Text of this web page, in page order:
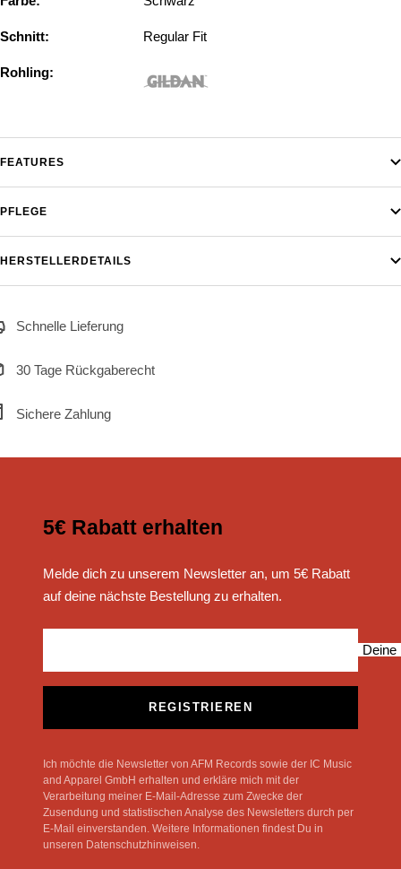
Schnitt: Regular Fit
Rohling:
FEATURES
PFLEGE
HERSTELLERDETAILS
Schnelle Lieferung
30 Tage Rückgaberecht
Sichere Zahlung
5€ Rabatt erhalten
Melde dich zu unserem Newsletter an, um 5€ Rabatt
auf deine nächste Bestellung zu erhalten.
Deine
REGISTRIEREN
Ich möchte die Newsletter von AFM Records sowie der IC Music
and Apparel GmbH erhalten und erkläre mich mit der
Verarbeitung meiner E-Mail-Adresse zum Zwecke der
Zusendung und statistischen Analyse des Newsletters durch per
E-Mail einverstanden. Weitere Informationen findest Du in
unseren Datenschutzhinweisen.